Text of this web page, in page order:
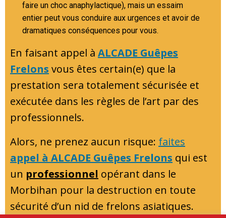
faire un choc anaphylactique), mais un essaim
entier peut vous conduire aux urgences et avoir de
dramatiques conséquences pour vous.
En faisant appel à ALCADE Guêpes
Frelons vous êtes certain(e) que la
prestation sera totalement sécurisée et
exécutée dans les règles de l’art par des
professionnels.
Alors, ne prenez aucun risque: faites
appel à ALCADE Guêpes Frelons qui est
un professionnel opérant dans le
Morbihan pour la destruction en toute
sécurité d’un nid de frelons asiatiques.